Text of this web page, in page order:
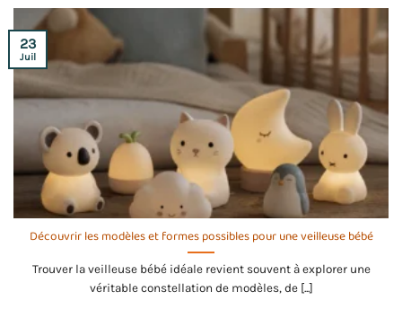
Découvrir les modèles et formes possibles pour une veilleuse bébé
Trouver la veilleuse bébé idéale revient souvent à explorer une
véritable constellation de modèles, de [...]
23
Juil